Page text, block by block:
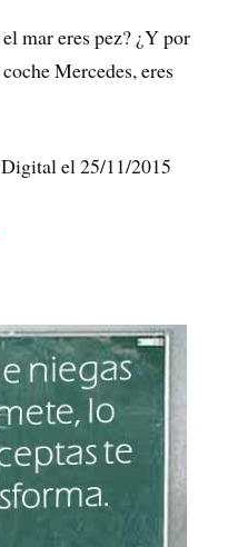
mar eres pez? ¿Y por
Mercedes, eres
el 25/11/2015